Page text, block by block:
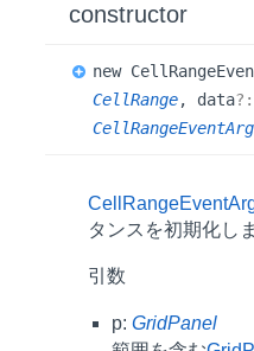
constructor
new Cell Range
CellRange, data?:
タンスを初期化し
引数
p: GridPanel